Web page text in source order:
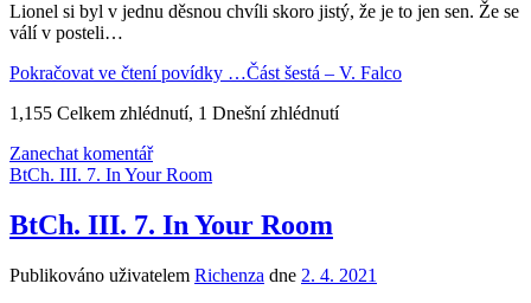
Lionel si byl v jednu děsnou chvíli skoro jistý, že je to jen sen. Že se
válí v posteli…
Pokračovat ve čtení povídky …Část šestá – V. Falco
1,155 Celkem zhlédnutí, 1 Dnešní zhlédnutí
Zanechat komentář
BtCh. III. 7. In Your Room
BtCh. III. 7. In Your Room
Publikováno uživatelem Richenza dne 2. 4. 2021